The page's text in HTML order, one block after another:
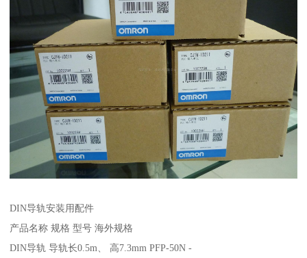
DIN导轨安装用配件
产品名称 规格 型号 海外规格
DIN导轨 导轨长0.5m、 高7.3mm PFP-50N -